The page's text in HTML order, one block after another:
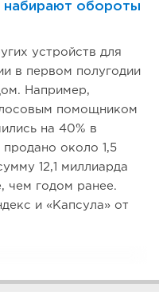
набирают обороты
устройств для
в первом полугодии
Например,
помощником
на 40% в
около 1,5
12,1 миллиарда
чем годом ранее.
и «Капсула» от